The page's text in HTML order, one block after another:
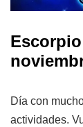
Día con
actividades.